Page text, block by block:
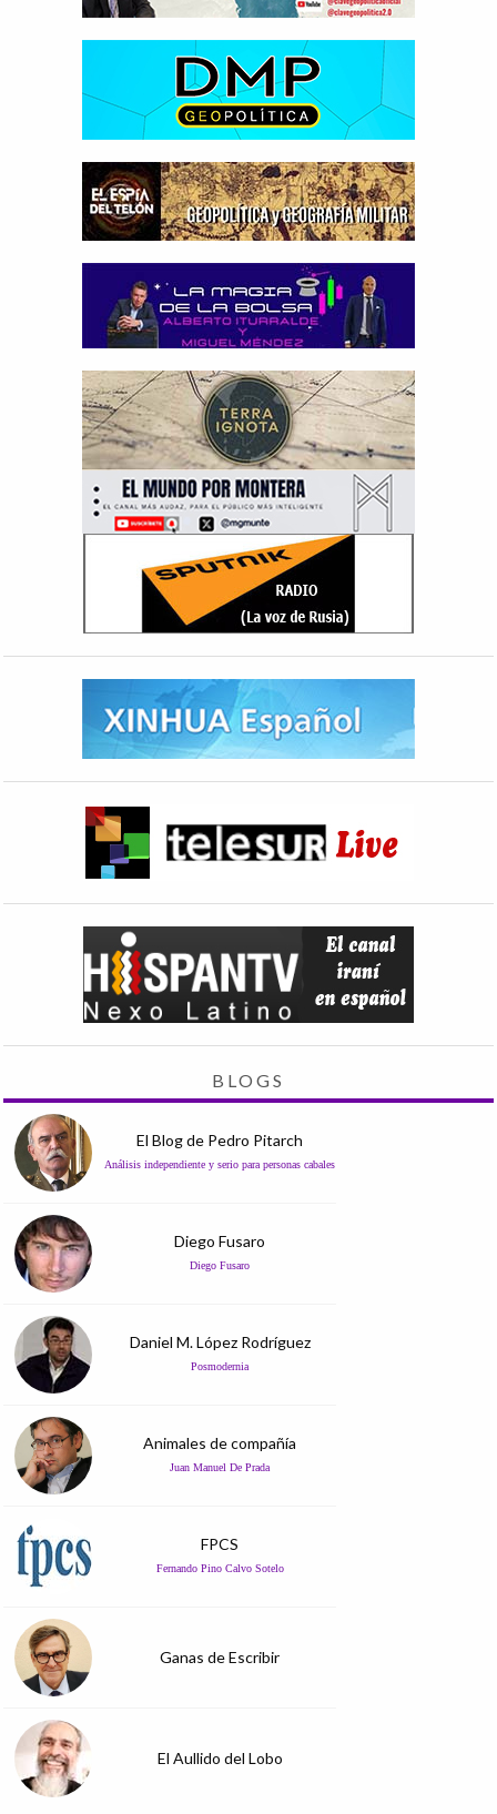
BLOGS
El Blog de Pedro Pitarch
Análisis independiente y serio para personas cabales
Diego Fusaro
Diego Fusaro
Daniel M. López Rodríguez
Posmodernia
Animales de compañía
Juan Manuel De Prada
FPCS
Fernando Pino Calvo Sotelo
Ganas de Escribir
El Aullido del Lobo